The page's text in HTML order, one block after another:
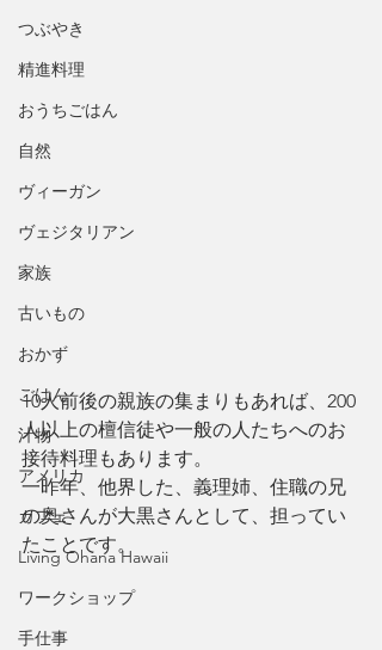
つぶやき
精進料理
おうちごはん
自然
ヴィーガン
ヴェジタリアン
家族
古いもの
おかず
ごはん
汁物
アメリカ
カフェ
Living Ohana Hawaii
ワークショップ
手仕事
10人前後の親族の集まりもあれば、200
人以上の檀信徒や一般の人たちへのお
接待料理もあります。
一昨年、他界した、義理姉、住職の兄
の奥さんが大黒さんとして、担ってい
たことです。